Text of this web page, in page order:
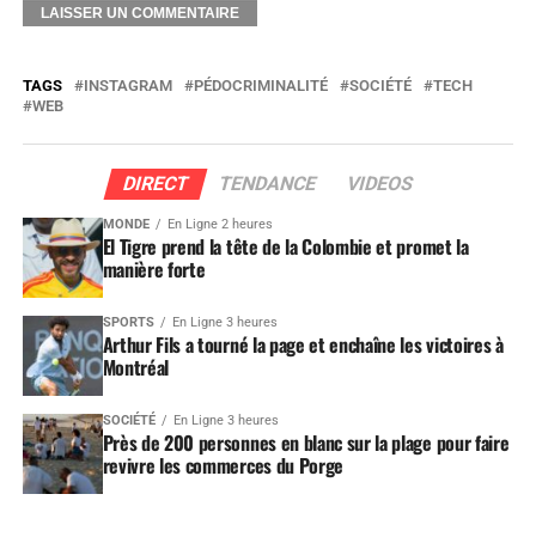
TAGS INSTAGRAM PÉDOCRIMINALITÉ SOCIÉTÉ
TECH
WEB
DIRECT TENDANCE VIDEOS
MONDE En Ligne 2 heures
El Tigre prend la tête de la Colombie et promet la
manière forte
SPORTS En Ligne 3 heures
Arthur Fils a tourné la page et enchaîne les victoires à
Montréal
SOCIÉTÉ En Ligne 3 heures
Près de 200 personnes en blanc sur la plage pour faire
revivre les commerces du Porge